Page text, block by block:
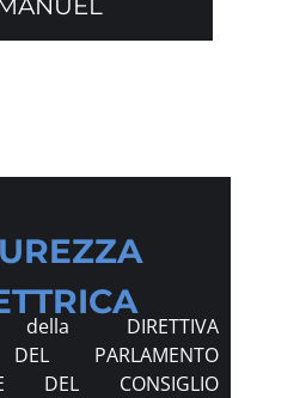
della DIRETTIVA
PARLAMENTO
DEL CONSIGLIO